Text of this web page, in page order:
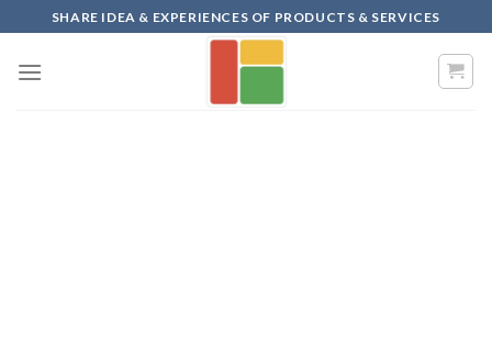
to
content
SHARE IDEA & EXPERIENCES OF PRODUCTS & SERVICES